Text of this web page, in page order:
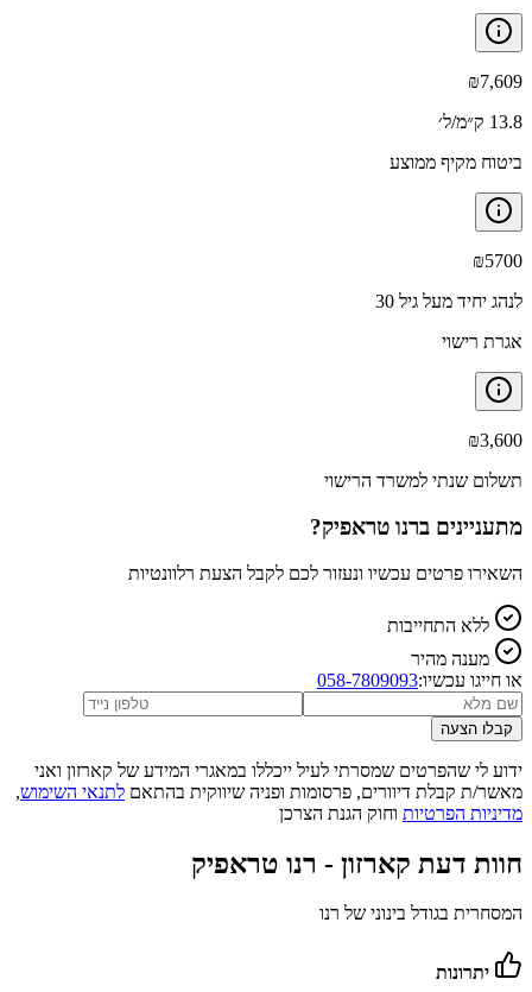
₪7,609
13.8 ק״מ/ל׳
ביטוח מקיף ממוצע
₪5700
לנהג יחיד מעל גיל 30
אגרת רישוי
₪3,600
תשלום שנתי למשרד הרישוי
מתעניינים ברנו טראפיק?
השאירו פרטים עכשיו ונעזור לכם לקבל הצעת רלוונטיות
ללא התחייבות
מענה מהיר
או חייגו עכשיו:058-7809093
קבלו הצעה
ידוע לי שהפרטים שמסרתי לעיל ייכללו במאגרי המידע של קארזון ואני
מאשר/ת קבלת דיוורים, פרסומות ופניה שיווקית בהתאם לתנאי השימוש,
מדיניות הפרטיות וחוק הגנת הצרכן
חוות דעת קארזון - רנו טראפיק
המסחרית בגודל בינוני של רנו
יתרונות